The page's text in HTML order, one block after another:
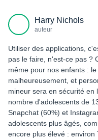
Harry Nichols
auteur
Utiliser des applications,
pas le faire, n'est-ce pas ?
même pour nos enfants :
malheureusement, et
mineur sera en sécurité en
nombre d'adolescents de
Snapchat (60%) et
adolescents plus âgés,
encore plus élevé :
Kik
Comment protéger
dangereuses en
?
Conclusion